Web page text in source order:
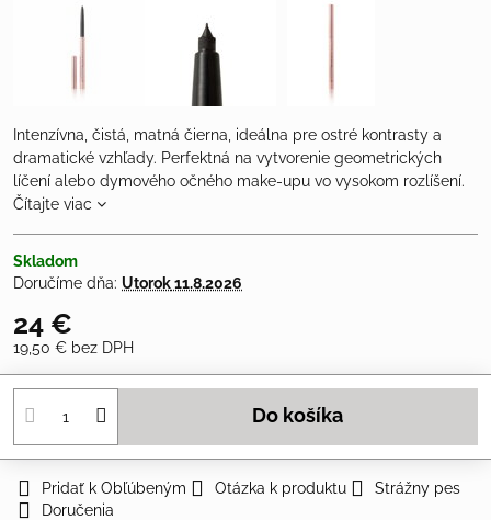
Intenzívna, čistá, matná čierna, ideálna pre ostré kontrasty a
dramatické vzhľady. Perfektná na vytvorenie geometrických
líčení alebo dymového očného make-upu vo vysokom rozlíšení.
Čítajte viac
Skladom
Doručíme dňa: Utorok11.8.2026
24 €
19,50 € bez DPH
Do košíka
Pridať k Obľúbeným Otázka k produktu
Strážny pes
Doručenia